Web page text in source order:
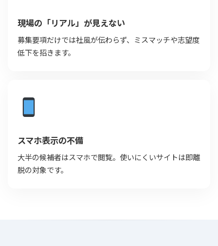
現場の「リアル」が見えない
募集要項だけでは社風が伝わらず、ミスマッチや志望度
低下を招きます。
スマホ表示の不備
大半の候補者はスマホで閲覧。使いにくいサイトは即離
脱の対象です。